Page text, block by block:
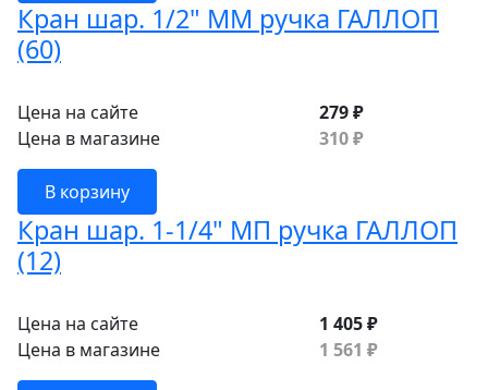
Кран шар. 1/2" ММ ручка ГАЛЛОП
(60)
Цена на сайте
279 ₽
Цена в магазине
310 ₽
В корзину
Кран шар. 1-1/4" МП ручка ГАЛЛОП
(12)
Цена на сайте
1 405 ₽
Цена в магазине
1 561 ₽